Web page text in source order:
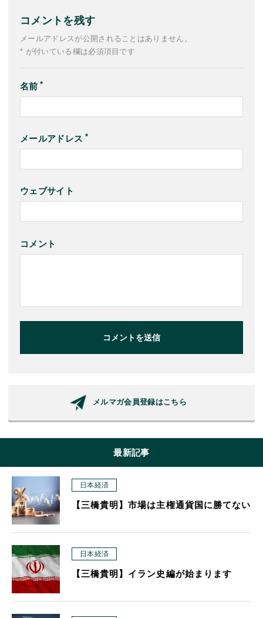
コメントを残す
メールアドレスが公開されることはありません。
* が付いている欄は必須項目です
名前
メールアドレス
ウェブサイト
コメント
コメントを送信
メルマガ会員登録はこちら
最新記事
日本経済
【三橋貴明】市場は主権通貨国に勝てない
日本経済
【三橋貴明】イラン史編が始まります